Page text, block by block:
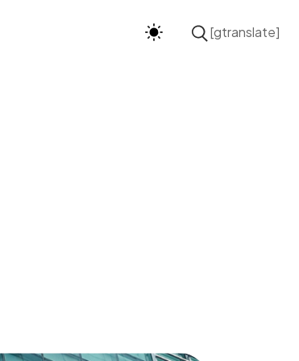
[gtranslate]